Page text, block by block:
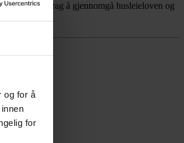
og for å
for
som oppdrag å gjennomgå husleieloven og